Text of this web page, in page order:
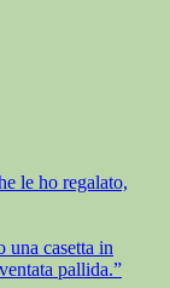
le ho regalato,
casetta in
pallida.”